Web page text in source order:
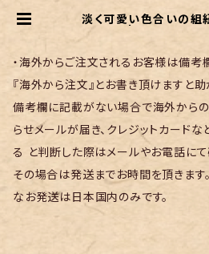
淡く可愛い色合いの組
・海外からご注文されるお客様は備考
『海外から注文』とお書き頂けますと助
備考欄に記載がない場合で海外から
らせメールが届き、クレジットカード
る と判断した際はメールやお電話にて
その場合は発送までお時間を頂きます。
なお発送は日本国内のみです。